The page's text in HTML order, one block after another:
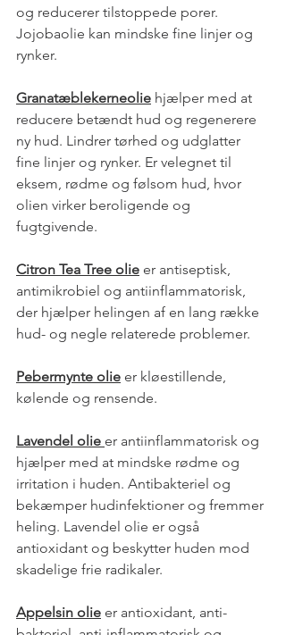
og reducerer tilstoppede porer.
Jojobaolie kan mindske fine linjer og
rynker.
Granatæblekerneolie hjælper med at
reducere betændt hud og regenerere
ny hud. Lindrer tørhed og udglatter
fine linjer og rynker. Er velegnet til
eksem, rødme og følsom hud, hvor
olien virker beroligende og
fugtgivende.
Citron Tea Tree olie er antiseptisk,
antimikrobiel og antiinflammatorisk,
der hjælper helingen af en lang række
hud- og negle relaterede problemer.
Pebermynte olie er kløestillende,
kølende og rensende.
Lavendel olie er antiinflammatorisk og
hjælper med at mindske rødme og
irritation i huden. Antibakteriel og
bekæmper hudinfektioner og fremmer
heling. Lavendel olie er også
antioxidant og beskytter huden mod
skadelige frie radikaler.
Appelsin olie er antioxidant, anti-